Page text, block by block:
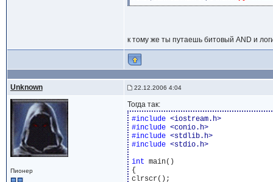
к тому же ты путаешь битовый AND и
Unknown 22.12.2006 4:04
Пионер
Тогда так:
#include <iostream.h>
#include <conio.h>
#include <stdlib.h>
#include <stdio.h>
int main()
{